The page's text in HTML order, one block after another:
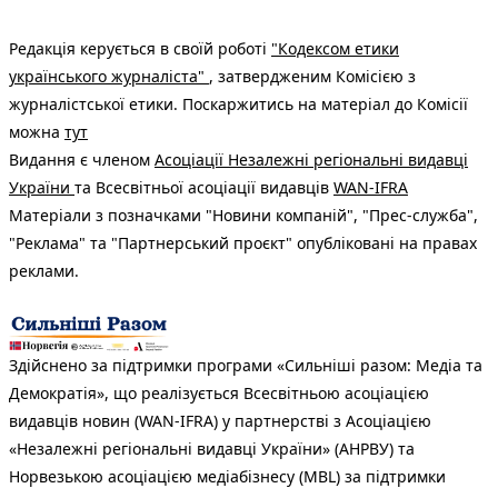
Редакція керується в своїй роботі "Кодексом етики
українського журналіста" , затвердженим Комісією з
журналістської етики. Поскаржитись на матеріал до Комісії
можна тут
Видання є членом Асоціації Незалежні регіональні видавці
України та Всесвітньої асоціації видавців WAN-IFRA
Матеріали з позначками "Новини компаній", "Прес-служба",
"Реклама" та "Партнерський проєкт" опубліковані на правах
реклами.
Здійснено за підтримки програми «Сильніші разом: Медіа та
Демократія», що реалізується Всесвітньою асоціацією
видавців новин (WAN-IFRA) у партнерстві з Асоціацією
«Незалежні регіональні видавці України» (АНРВУ) та
Норвезькою асоціацією медіабізнесу (MBL) за підтримки